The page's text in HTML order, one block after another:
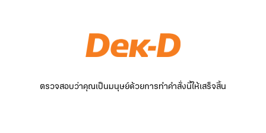
ตรวจสอบว่าคุณเป็นมนุษย์ด้วยการทำคำสั่งนี้ให้เสร็จสิ้น